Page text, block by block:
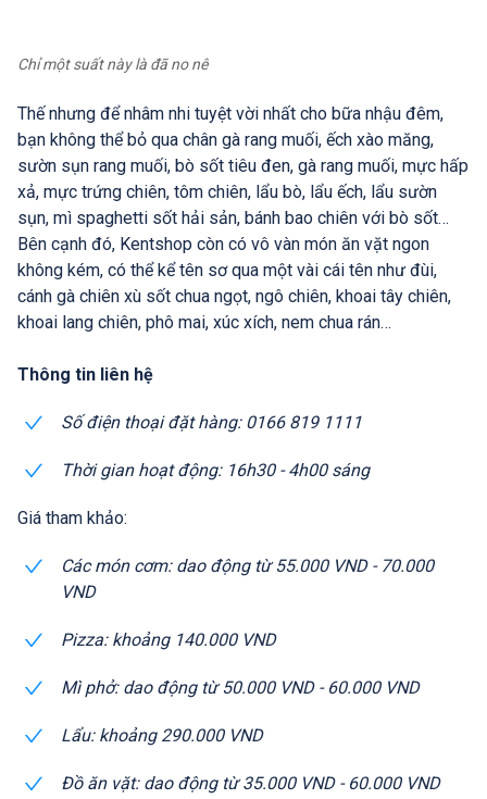
Chỉ một suất này là đã no nê
Thế nhưng để nhâm nhi tuyệt vời nhất cho bữa nhậu đêm,
bạn không thể bỏ qua chân gà rang muối, ếch xào măng,
sườn sụn rang muối, bò sốt tiêu đen, gà rang muối, mực hấp
xả, mực trứng chiên, tôm chiên, lẩu bò, lẩu ếch, lẩu sườn
sụn, mì spaghetti sốt hải sản, bánh bao chiên với bò sốt…
Bên cạnh đó, Kentshop còn có vô vàn món ăn vặt ngon
không kém, có thể kể tên sơ qua một vài cái tên như đùi,
cánh gà chiên xù sốt chua ngọt, ngô chiên, khoai tây chiên,
khoai lang chiên, phô mai, xúc xích, nem chua rán…
Thông tin liên hệ
Số điện thoại đặt hàng: 0166 819 1111
Thời gian hoạt động: 16h30 - 4h00 sáng
Giá tham khảo:
Các món cơm: dao động từ 55.000 VND - 70.000
VND
Pizza: khoảng 140.000 VND
Mì phở: dao động từ 50.000 VND - 60.000 VND
Lẩu: khoảng 290.000 VND
Đồ ăn vặt: dao động từ 35.000 VND - 60.000 VND